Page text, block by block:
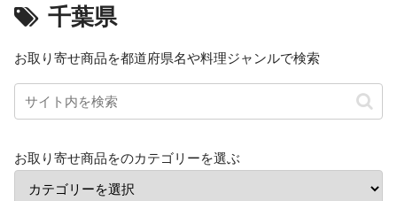
千葉県
お取り寄せ商品を都道府県名や料理ジャンルで検索
お取り寄せ商品をのカテゴリーを選ぶ